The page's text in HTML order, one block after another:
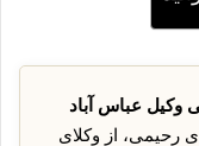
وکیل عباس آباد
رحیمی، از وکلای